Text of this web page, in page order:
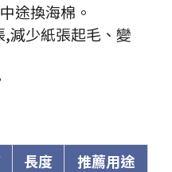
途換海棉。
減少紙張起毛、變
長度
推薦用途